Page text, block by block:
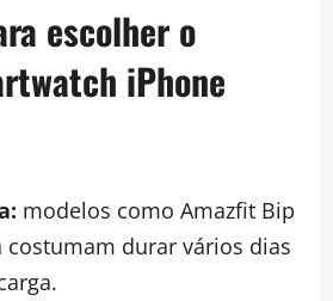
escolher o
iPhone
modelos como Amazfit Bip
costumam durar vários dias